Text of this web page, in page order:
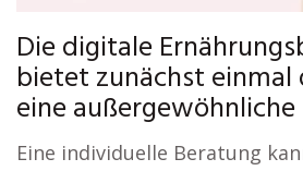
Die digitale
bietet zunächst einmal
eine
Eine individuelle Beratung